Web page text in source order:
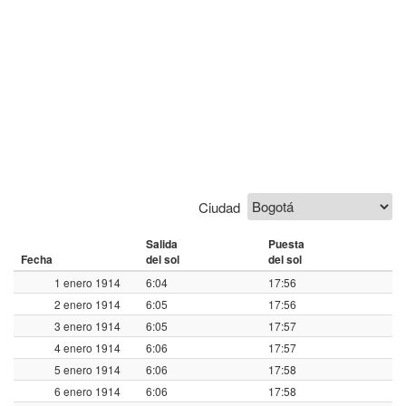
Ciudad
Fecha
Salida
del sol
Puesta
del sol
1 enero 1914 6:04
17:56
2 enero 1914
6:05
17:56
3 enero 1914
6:05
17:57
4 enero 1914
6:06
17:57
5 enero 1914
6:06
17:58
6 enero 1914
6:06
17:58